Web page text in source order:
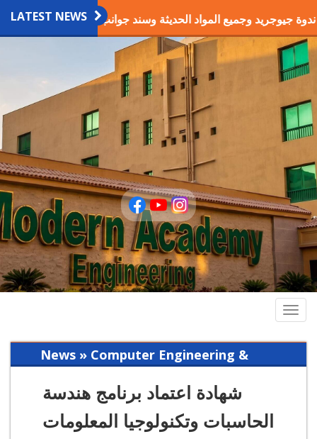
LATEST NEWS
ندوة جيوجريد وجميع المواد الحديثة وسند جوانب الحفر والطرق
News » Computer Engineering &
شهادة اعتماد برنامج هندسة
الحاسبات وتكنولوجيا المعلومات